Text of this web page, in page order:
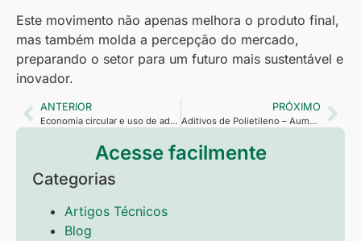
Este movimento não apenas melhora o produto final,
mas também molda a percepção do mercado,
preparando o setor para um futuro mais sustentável e
inovador.
ANTERIOR
Economia circular e uso de aditivos para plásticos reciclados
PRÓXIMO
Aditivos de Polietileno – Aumente sua Produção, Eficiência e Precisão Industrial
Acesse facilmente
Categorias
Artigos Técnicos
Blog